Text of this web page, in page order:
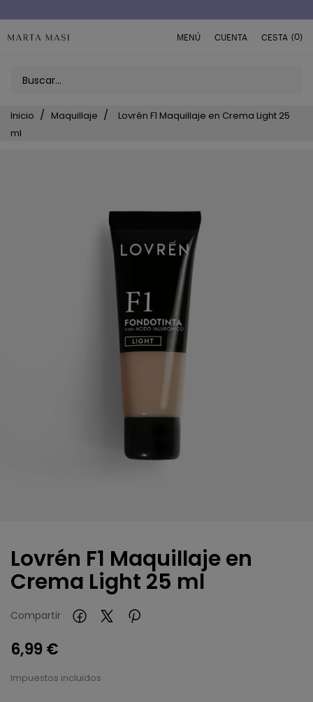
MENÚ CUENTA CESTA (0)
Inicio Maquillaje
Lovrén F1 Maquillaje en Crema Light 25
ml
Lovrén F1 Maquillaje en
Crema Light 25 ml
Compartir
6,99 €
Impuestos incluidos